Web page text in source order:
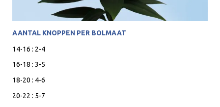
AANTAL KNOPPEN PER BOLMAAT
14-16 : 2-4
16-18 : 3-5
18-20 : 4-6
20-22 : 5-7